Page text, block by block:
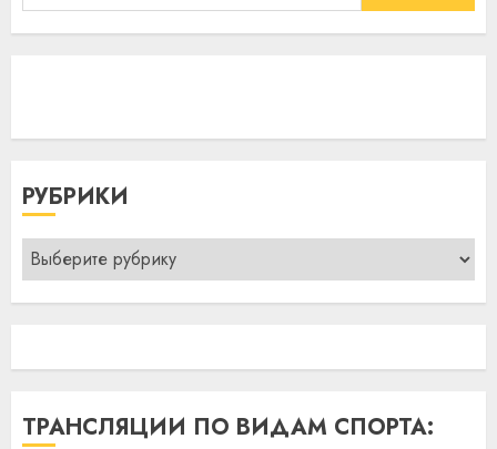
РУБРИКИ
Рубрики
ТРАНСЛЯЦИИ ПО ВИДАМ СПОРТА: